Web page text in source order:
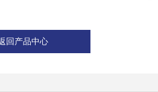
回产品中心